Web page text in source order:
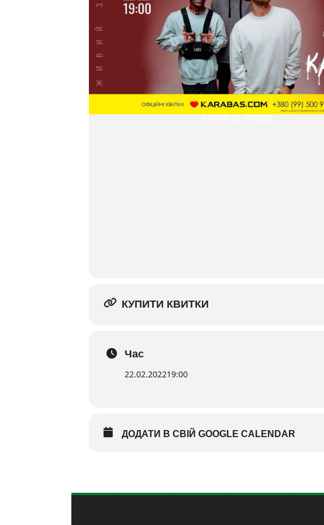
КУПИТИ КВИТКИ
Час
22.02.202219:00
ДОДАТИ В СВІЙ GOOGLE CALENDAR